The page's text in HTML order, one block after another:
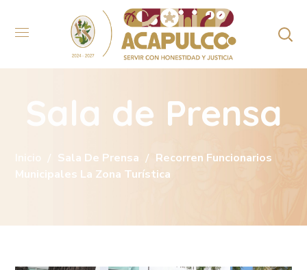
Sala de Prensa
Inicio Sala De Prensa
Recorren Funcionarios
Municipales La Zona Turística